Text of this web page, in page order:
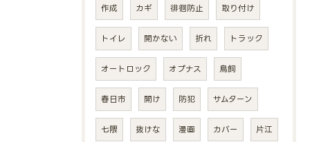
作成 カギ 徘徊防止 取り付け
トイレ 開かない 折れ トラック
オートロック オプナス 鳥飼
春日市 開け 防犯 サムターン
七隈 抜けな 漫画 カバー 片江